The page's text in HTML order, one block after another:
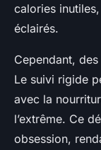
calories
éclairés.
Cependant, des
Le suivi rigide
avec la
l’extrême. Ce
obsession,